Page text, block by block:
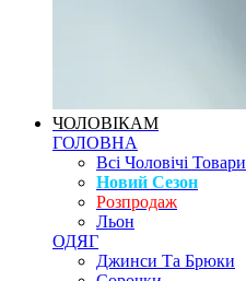
ЧОЛОВІКАМ
ГОЛОВНА
Всі Чоловічі Товари
Новий Сезон
Розпродаж
Льон
ОДЯГ
Джинси Та Брюки